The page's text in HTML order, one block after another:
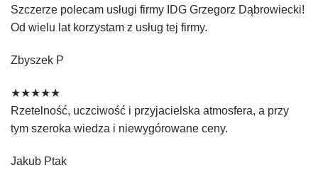
Szczerze polecam usługi firmy IDG Grzegorz Dąbrowiecki!
Od wielu lat korzystam z usług tej firmy.
Zbyszek P
★★★★★
Rzetelność, uczciwość i przyjacielska atmosfera, a przy
tym szeroka wiedza i niewygórowane ceny.
Jakub Ptak